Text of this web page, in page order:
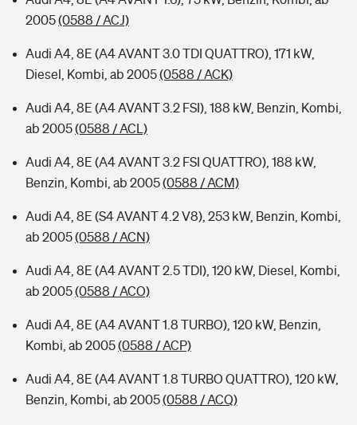
2005(0588 / ACJ)
Audi A4, 8E (A4 AVANT 3.0 TDI QUATTRO), 171 kW,
Diesel, Kombi, ab 2005(0588 / ACK)
Audi A4, 8E (A4 AVANT 3.2 FSI), 188 kW, Benzin, Kombi,
ab 2005(0588 / ACL)
Audi A4, 8E (A4 AVANT 3.2 FSI QUATTRO), 188 kW,
Benzin, Kombi, ab 2005(0588 / ACM)
Audi A4, 8E (S4 AVANT 4.2 V8), 253 kW, Benzin, Kombi,
ab 2005(0588 / ACN)
Audi A4, 8E (A4 AVANT 2.5 TDI), 120 kW, Diesel, Kombi,
ab 2005(0588 / ACO)
Audi A4, 8E (A4 AVANT 1.8 TURBO), 120 kW, Benzin,
Kombi, ab 2005(0588 / ACP)
Audi A4, 8E (A4 AVANT 1.8 TURBO QUATTRO), 120 kW,
Benzin, Kombi, ab 2005(0588 / ACQ)